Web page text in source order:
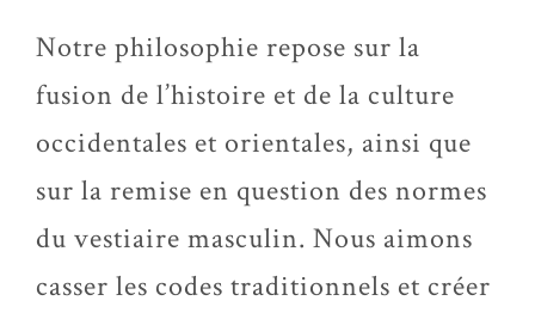
Notre philosophie repose sur la
fusion de l’histoire et de la culture
occidentales et orientales, ainsi que
sur la remise en question des normes
du vestiaire masculin. Nous aimons
casser les codes traditionnels et créer